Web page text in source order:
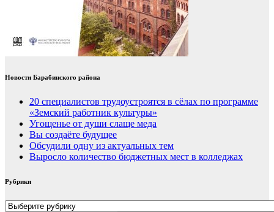
Новости Барабинского района
20 специалистов трудоустроятся в сёлах по программе
«Земский работник культуры»
Угощенье от души слаще меда
Вы создаёте будущее
Обсудили одну из актуальных тем
Выросло количество бюджетных мест в колледжах
Рубрики
Рубрики